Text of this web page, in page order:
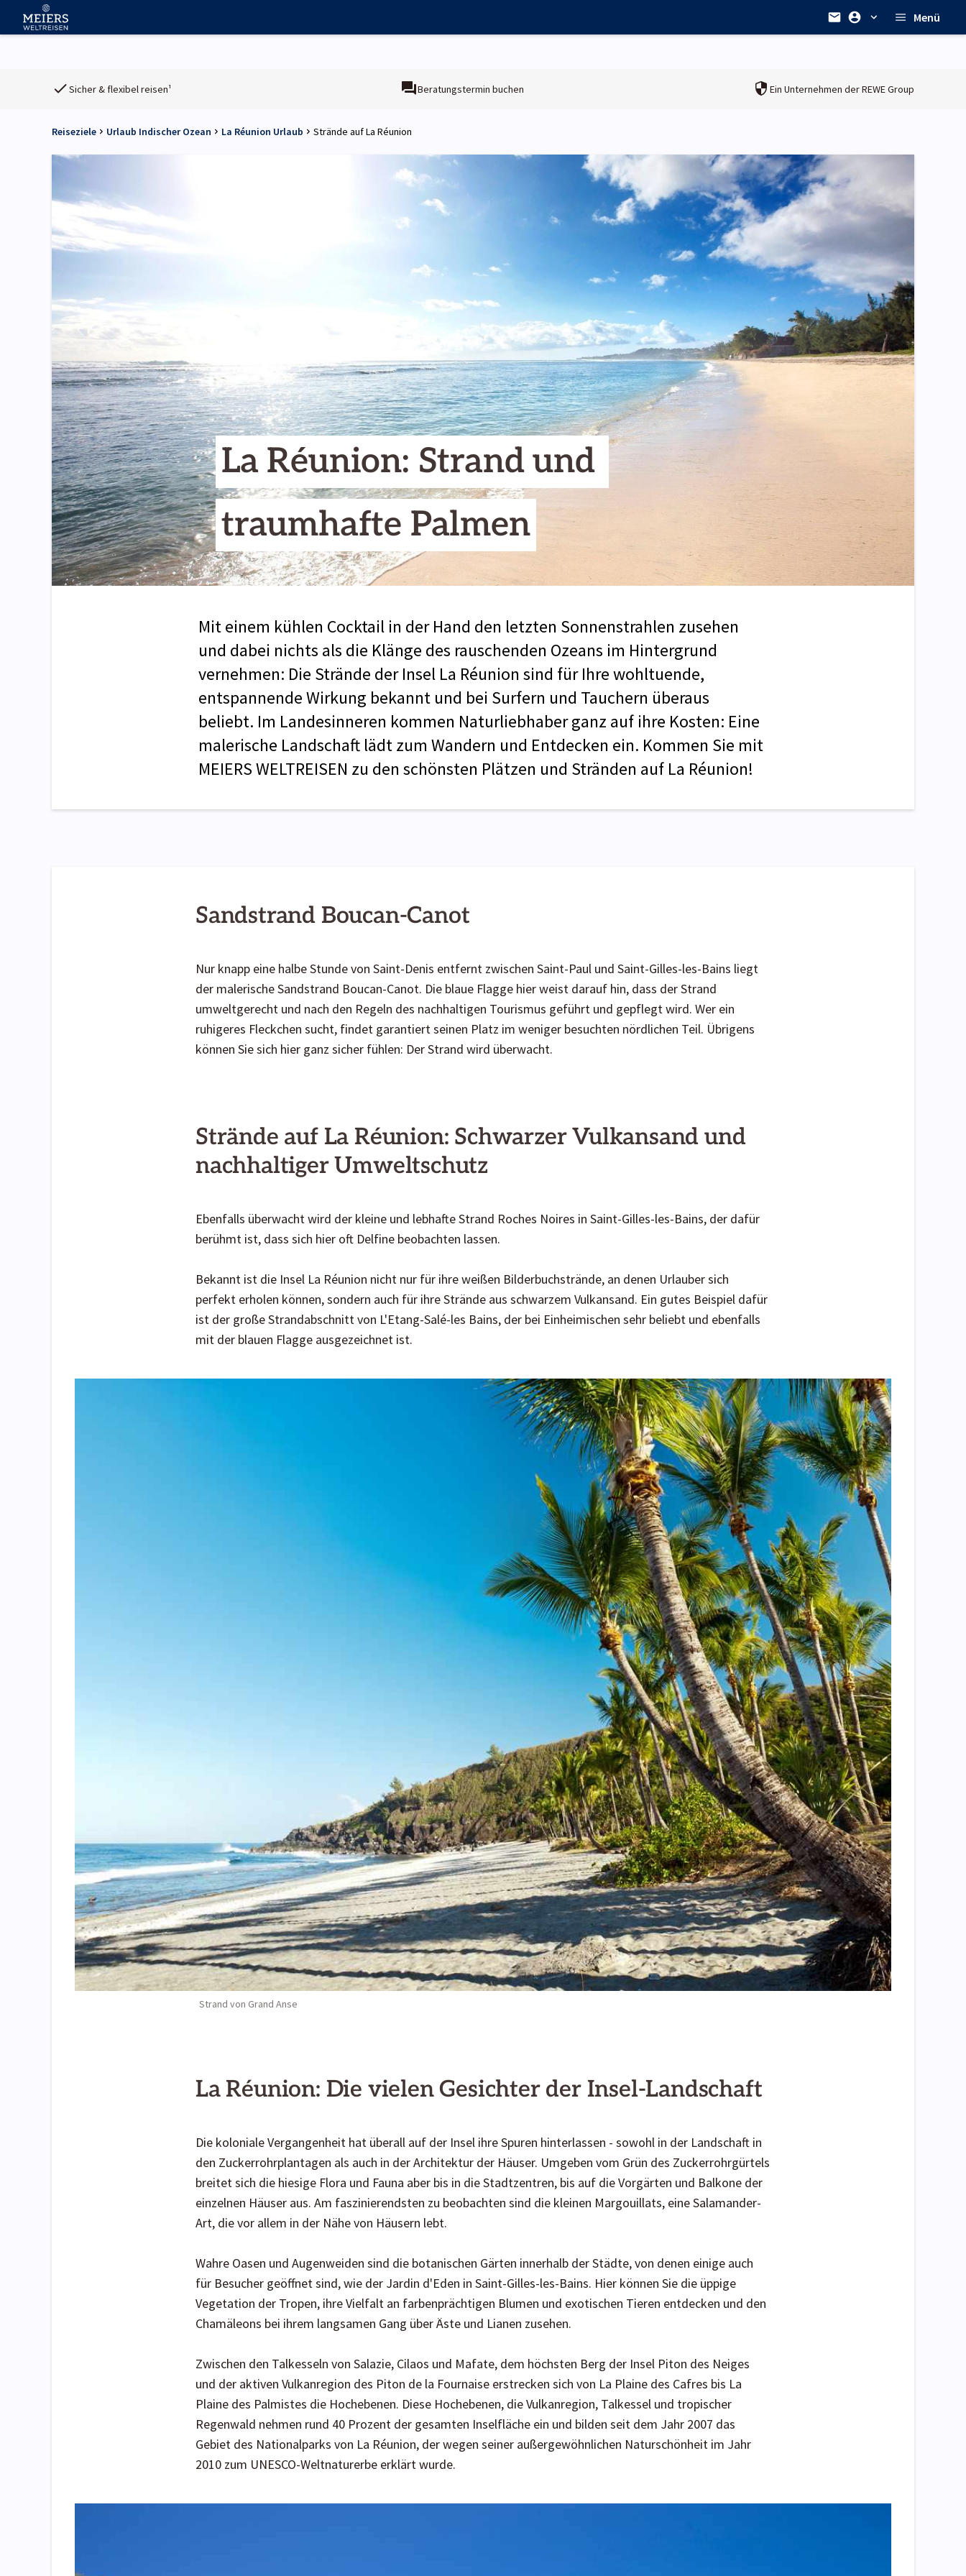
Menü
Sicher & flexibel reisen¹ Beratungstermin buchen Ein Unternehmen derREWE Group
Reiseziele Urlaub Indischer Ozean La Réunion Urlaub Strände auf La Réunion
La Réunion: Strand und
traumhafte Palmen
Mit einem kühlen Cocktail in der Hand den letzten Sonnenstrahlen zusehen
und dabei nichts als die Klänge des rauschenden Ozeans im Hintergrund
vernehmen: Die Strände der Insel La Réunion sind für Ihre wohltuende,
entspannende Wirkung bekannt und bei Surfern und Tauchern überaus
beliebt. Im Landesinneren kommen Naturliebhaber ganz auf ihre Kosten: Eine
malerische Landschaft lädt zum Wandern und Entdecken ein. Kommen Sie mit
MEIERS WELTREISEN zu den schönsten Plätzen und Stränden auf La Réunion!
Sandstrand Boucan-Canot
Nur knapp eine halbe Stunde von Saint-Denis entfernt zwischen Saint-Paul und Saint-Gilles-les-Bains liegt
der malerische Sandstrand Boucan-Canot. Die blaue Flagge hier weist darauf hin, dass der Strand
umweltgerecht und nach den Regeln des nachhaltigen Tourismus geführt und gepflegt wird. Wer ein
ruhigeres Fleckchen sucht, findet garantiert seinen Platz im weniger besuchten nördlichen Teil. Übrigens
können Sie sich hier ganz sicher fühlen: Der Strand wird überwacht.
Strände auf La Réunion: Schwarzer Vulkansand und
nachhaltiger Umweltschutz
Ebenfalls überwacht wird der kleine und lebhafte Strand Roches Noires in Saint-Gilles-les-Bains, der dafür
berühmt ist, dass sich hier oft Delfine beobachten lassen.
Bekannt ist die Insel La Réunion nicht nur für ihre weißen Bilderbuchstrände, an denen Urlauber sich
perfekt erholen können, sondern auch für ihre Strände aus schwarzem Vulkansand. Ein gutes Beispiel dafür
ist der große Strandabschnitt von L'Etang-Salé-les Bains, der bei Einheimischen sehr beliebt und ebenfalls
mit der blauen Flagge ausgezeichnet ist.
Strand von Grand Anse
La Réunion: Die vielen Gesichter der Insel-Landschaft
Die koloniale Vergangenheit hat überall auf der Insel ihre Spuren hinterlassen - sowohl in der Landschaft in
den Zuckerrohrplantagen als auch in der Architektur der Häuser. Umgeben vom Grün des Zuckerrohrgürtels
breitet sich die hiesige Flora und Fauna aber bis in die Stadtzentren, bis auf die Vorgärten und Balkone der
einzelnen Häuser aus. Am faszinierendsten zu beobachten sind die kleinen Margouillats, eine Salamander-
Art, die vor allem in der Nähe von Häusern lebt.
Wahre Oasen und Augenweiden sind die botanischen Gärten innerhalb der Städte, von denen einige auch
für Besucher geöffnet sind, wie der Jardin d'Eden in Saint-Gilles-les-Bains. Hier können Sie die üppige
Vegetation der Tropen, ihre Vielfalt an farbenprächtigen Blumen und exotischen Tieren entdecken und den
Chamäleons bei ihrem langsamen Gang über Äste und Lianen zusehen.
Zwischen den Talkesseln von Salazie, Cilaos und Mafate, dem höchsten Berg der Insel Piton des Neiges
und der aktiven Vulkanregion des Piton de la Fournaise erstrecken sich von La Plaine des Cafres bis La
Plaine des Palmistes die Hochebenen. Diese Hochebenen, die Vulkanregion, Talkessel und tropischer
Regenwald nehmen rund 40 Prozent der gesamten Inselfläche ein und bilden seit dem Jahr 2007 das
Gebiet des Nationalparks von La Réunion, der wegen seiner außergewöhnlichen Naturschönheit im Jahr
2010 zum UNESCO-Weltnaturerbe erklärt wurde.